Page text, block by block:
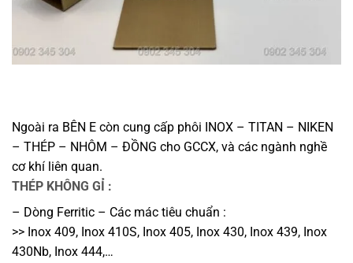
Ngoài ra BÊN E còn cung cấp phôi INOX – TITAN – NIKEN
– THÉP – NHÔM – ĐỒNG cho GCCX, và các ngành nghề
cơ khí liên quan.
THÉP KHÔNG GỈ :
– Dòng Ferritic – Các mác tiêu chuẩn :
>> Inox 409, Inox 410S, Inox 405, Inox 430, Inox 439, Inox
430Nb, Inox 444,…